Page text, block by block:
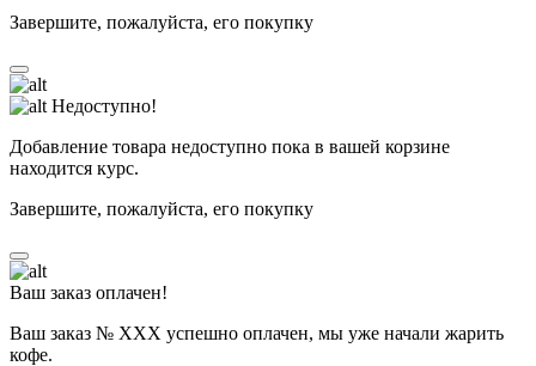
Завершите, пожалуйста, его покупку
Недоступно!
Добавление товара недоступно пока в вашей корзине
находится курс.
Завершите, пожалуйста, его покупку
Ваш заказ оплачен!
Ваш заказ № ХХХ успешно оплачен, мы уже начали жарить
кофе.